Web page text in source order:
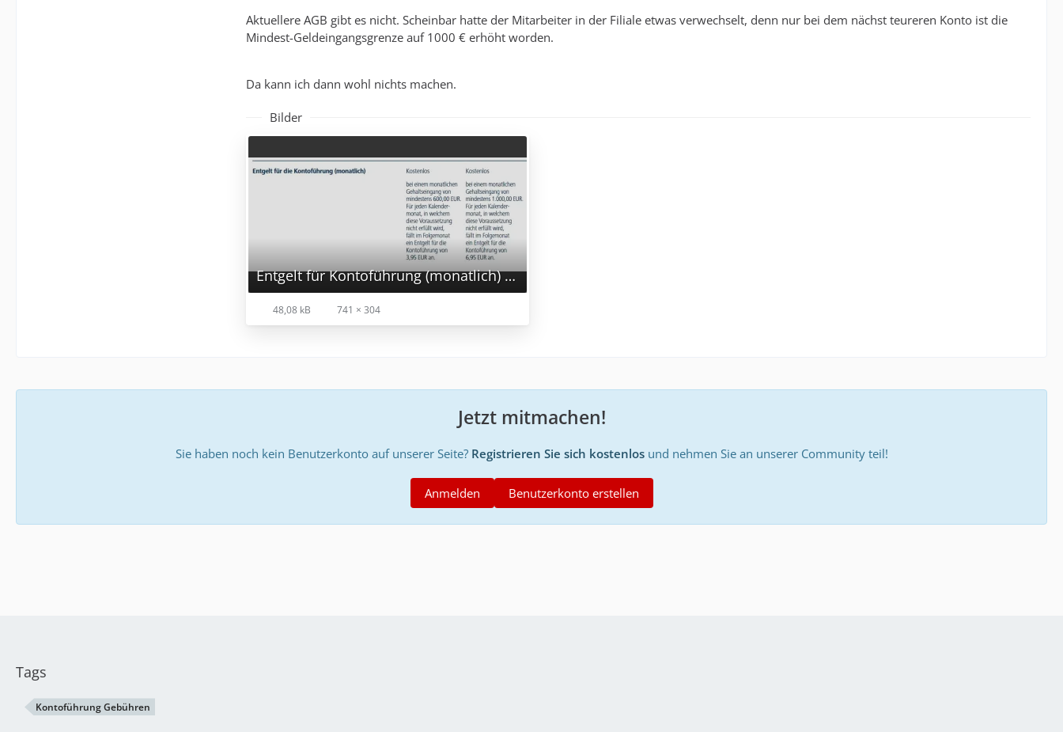
Aktuellere AGB gibt es nicht. Scheinbar hatte der Mitarbeiter in der Filiale etwas verwechselt, denn nur bei dem nächst teureren Konto ist die
Mindest-Geldeingangsgrenze auf 1000 € erhöht worden.
Da kann ich dann wohl nichts machen.
Bilder
Entgelt für Kontoführung (monatlich) - Preis- und Leistungsverzeichnis.jpg
48,08 kB 741 × 304
Jetzt mitmachen!
Sie haben noch kein Benutzerkonto auf unserer Seite? Registrieren Sie sich kostenlosund nehmen Sie an unserer Community teil!
Benutzerkonto erstellen
Anmelden
Tags
Kontoführung Gebühren